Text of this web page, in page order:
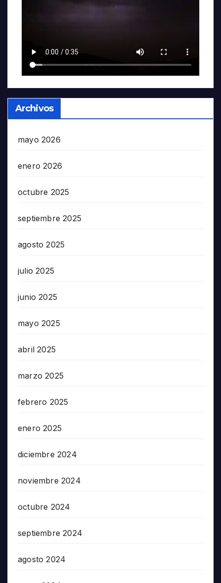
Archivos
mayo 2026
enero 2026
octubre 2025
septiembre 2025
agosto 2025
julio 2025
junio 2025
mayo 2025
abril 2025
marzo 2025
febrero 2025
enero 2025
diciembre 2024
noviembre 2024
octubre 2024
septiembre 2024
agosto 2024